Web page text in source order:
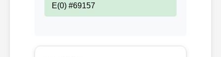
E(0) #69157